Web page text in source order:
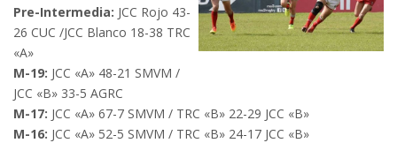
Pre-Intermedia: JCC Rojo 43-
26 CUC /JCC Blanco 18-38 TRC
«A»
M-19: JCC «A» 48-21 SMVM /
JCC «B» 33-5 AGRC
M-17: JCC «A» 67-7 SMVM / TRC «B» 22-29 JCC «B»
M-16: JCC «A» 52-5 SMVM / TRC «B» 24-17 JCC «B»